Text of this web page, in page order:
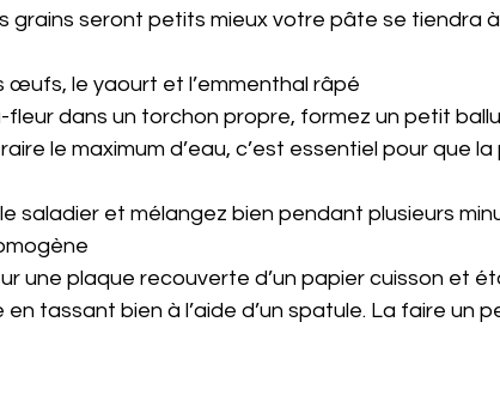
grains seront petits mieux votre pâte se tiendra
œufs, le yaourt et l’emmenthal râpé
fleur dans un torchon propre, formez un petit
le maximum d’eau, c’est essentiel pour que
le saladier et mélangez bien pendant plusieurs
une plaque recouverte d’un papier cuisson et
tassant bien à l’aide d’un spatule. La faire un